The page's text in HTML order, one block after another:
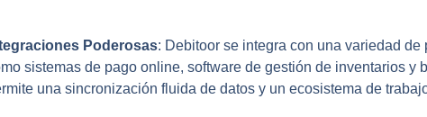
Poderosas: Debitoor se integra con una variedad de
sistemas de pago online, software de gestión de inventarios y
una sincronización fluida de datos y un ecosistema de